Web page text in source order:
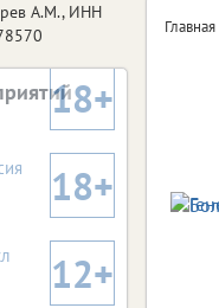
Главная
А.М., ИНН
18+
18+
12+